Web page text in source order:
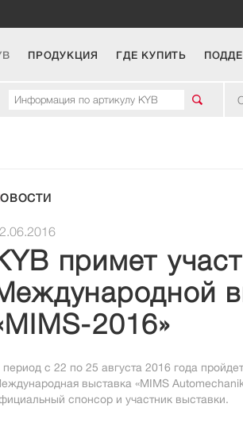
ПРОДУКЦИЯ ГДЕ КУПИТЬ
НОВОСТИ
примет
2016»
с 22 по 25 августа 2016 года
выставка «MIMS
спонсор и участник выставки.